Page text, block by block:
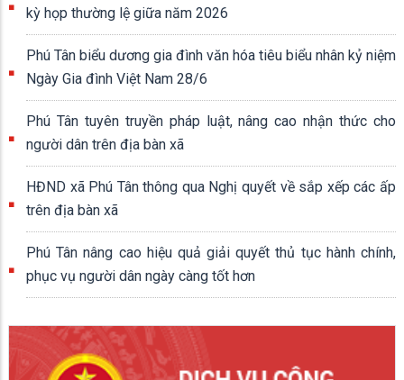
kỳ họp thường lệ giữa năm 2026
Phú Tân biểu dương gia đình văn hóa tiêu biểu nhân kỷ niệm
Ngày Gia đình Việt Nam 28/6
Phú Tân tuyên truyền pháp luật, nâng cao nhận thức cho
người dân trên địa bàn xã
HĐND xã Phú Tân thông qua Nghị quyết về sắp xếp các ấp
trên địa bàn xã
Phú Tân nâng cao hiệu quả giải quyết thủ tục hành chính,
phục vụ người dân ngày càng tốt hơn